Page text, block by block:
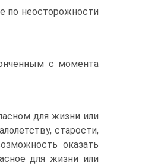
по неосторожности
с момента
для жизни или
старости,
оказать
для жизни или